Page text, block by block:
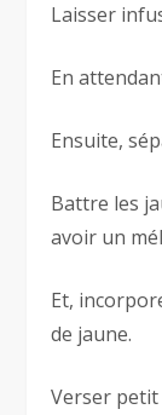
Laisser
En
Ensuite,
Battre les
avoir un
Et,
de jaune.
Verser